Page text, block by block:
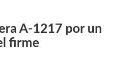
A-1217 por un
firme